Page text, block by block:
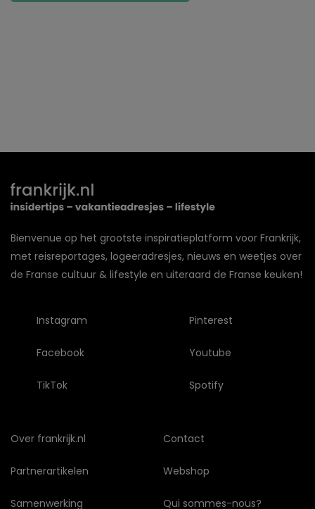
Bienvenue op het grootste inspiratieplatform voor Frankrijk,
met reisreportages, logeeradresjes, nieuws en weetjes over
de Franse cultuur & lifestyle en uiteraard de Franse keuken!
Instagram
Facebook
TikTok
Pinterest
Youtube
Spotify
Over frankrijk.nl
Partnerartikelen
Samenwerking
Contact
Webshop
Qui sommes-nous?